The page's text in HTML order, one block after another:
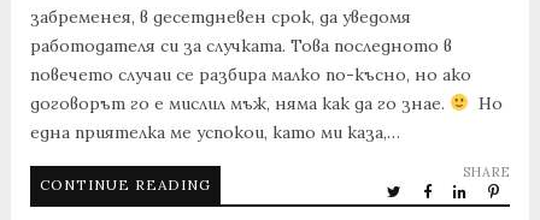
забременея, в десетдневен срок, да уведомя
работодателя си за случката. Това последното в
повечето случаи се разбира малко по-късно, но ако
договорът го е мислил мъж, няма как да го знае.
Но
една приятелка ме успокои, като ми каза,…
CONTINUE READING
SHARE